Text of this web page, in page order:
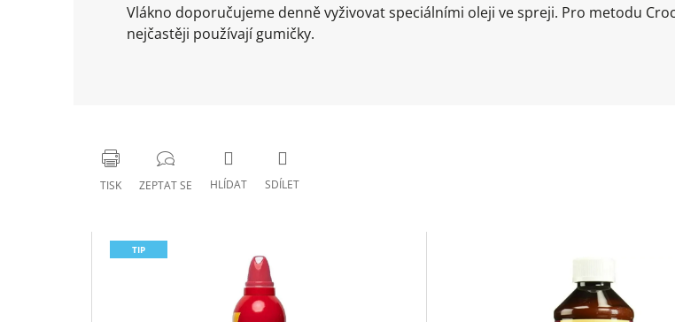
Vlákno doporučujeme denně vyživovat speciálními oleji ve spreji. Pro metodu
nejčastěji používají gumičky.
TISK ZEPTAT SE HLÍDAT SDÍLET
TIP